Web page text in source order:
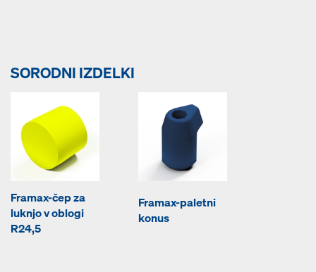
SORODNI IZDELKI
Framax-čep za
luknjo v oblogi
R24,5
Framax-paletni
konus